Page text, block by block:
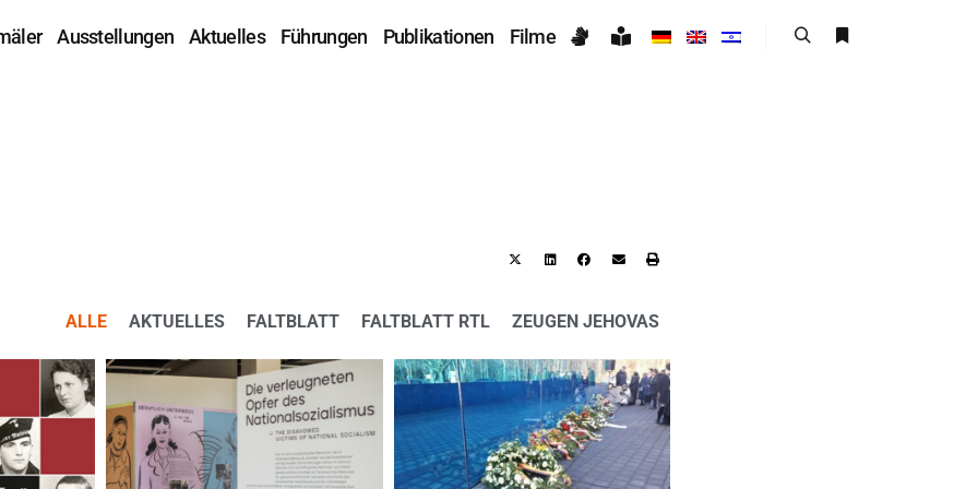
Ausstellungen Aktuelles Führungen Publikationen Filme
ALLE AKTUELLES FALTBLATT FALTBLATT RTL ZEUGEN JEHOVAS